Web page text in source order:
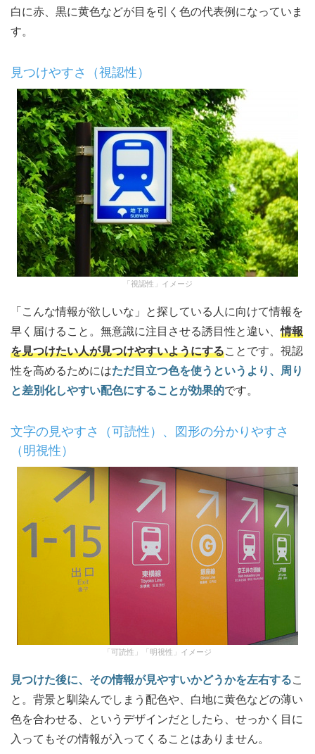
白に赤、黒に黄色などが目を引く色の代表例になっていま
す。
見つけやすさ（視認性）
「視認性」イメージ
「こんな情報が欲しいな」と探している人に向けて情報を
早く届けること。無意識に注目させる誘目性と違い、情報
を見つけたい人が見つけやすいようにすることです。視認
性を高めるためにはただ目立つ色を使うというより、周り
と差別化しやすい配色にすることが効果的です。
文字の見やすさ（可読性）、図形の分かりやすさ
（明視性）
「可読性」「明視性」イメージ
見つけた後に、その情報が見やすいかどうかを左右するこ
と。背景と馴染んでしまう配色や、白地に黄色などの薄い
色を合わせる、というデザインだとしたら、せっかく目に
入ってもその情報が入ってくることはありません。